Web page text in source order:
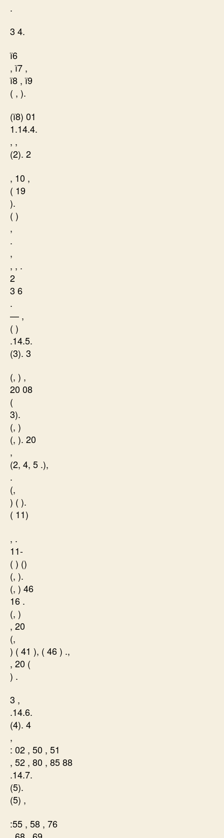
.
3 4.
ї6
, ї7 ,
ї8 , ї9
( , ).
(ї8) 01
1.14.4.
, ,
(2). 2
, 10 ,
( 19
).
( )
,
.
,
, , .
2
3 6
.
— ,
( )
.14.5.
(3). 3
(, ) ,
20 08
(
3).
(, )
(, ). 20
,
(2, 4, 5 .),
.
(,
) ( ).
( 11)
, .
11-
( ) ()
(, ).
(, ) 46
16 .
(, )
, 20
(,
) ( 41 ), ( 46 ) .,
, 20 (
) .
3 ,
.14.6.
(4). 4
,
: 02 , 50 , 51
, 52 , 80 , 85 88
.14.7.
(5).
(5) ,
:55 , 58 , 76